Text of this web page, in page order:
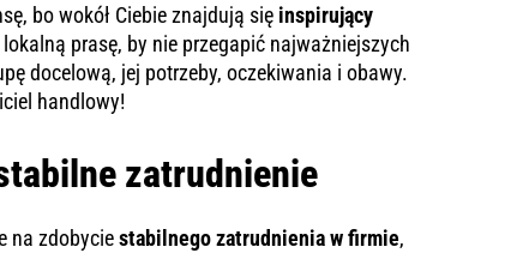
bo wokół Ciebie znajdują się inspirujący
prasę, by nie przegapić najważniejszych
docelową, jej potrzeby, oczekiwania i obawy.
handlowy!
zatrudnienie
na zdobyciestabilnego zatrudnienia w firmie,